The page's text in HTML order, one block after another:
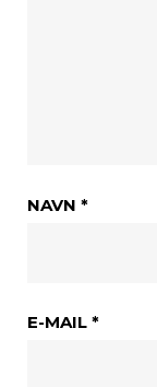
NAVN *
E-MAIL *